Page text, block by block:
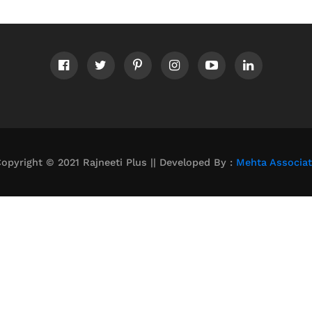
© 2021 Rajneeti Plus || Developed By : Mehta